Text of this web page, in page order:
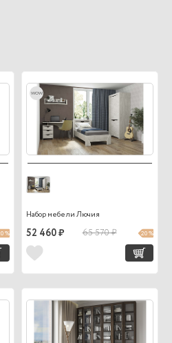
%
wow
Набор мебели Лючия
52 460 ₽ 65 570 ₽ 20 %